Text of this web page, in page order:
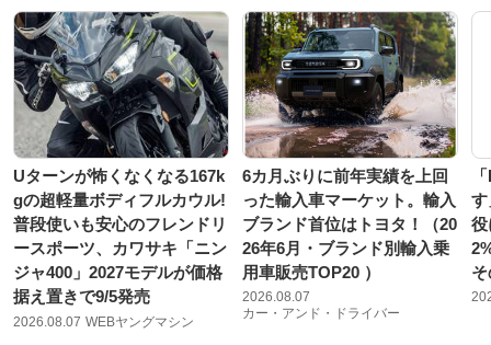
Uターンが怖くなくなる167k
gの超軽量ボディフルカウル!
普段使いも安心のフレンドリ
ースポーツ、カワサキ「ニン
ジャ400」2027モデルが価格
据え置きで9/5発売
2026.08.07 WEBヤングマシン
6カ月ぶりに前年実績を上回
った輸入車マーケット。輸入
ブランド首位はトヨタ！（20
26年6月・ブランド別輸入乗
用車販売TOP20 ）
2026.08.07
カー・アンド・ドライバー
す
役